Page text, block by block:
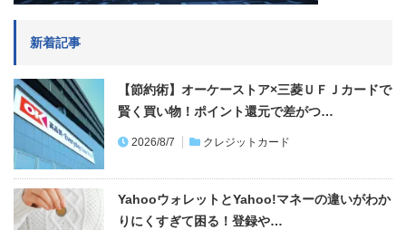
新着記事
【節約術】オーケーストア×三菱ＵＦＪカードで
賢く買い物！ポイント還元で差がつ…
2026/8/7 クレジットカード
YahooウォレットとYahoo!マネーの違いがわか
りにくすぎて困る！登録や…